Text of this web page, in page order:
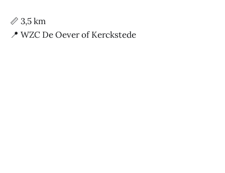
📏 3,5 km
📍 WZC De Oever of Kerckstede